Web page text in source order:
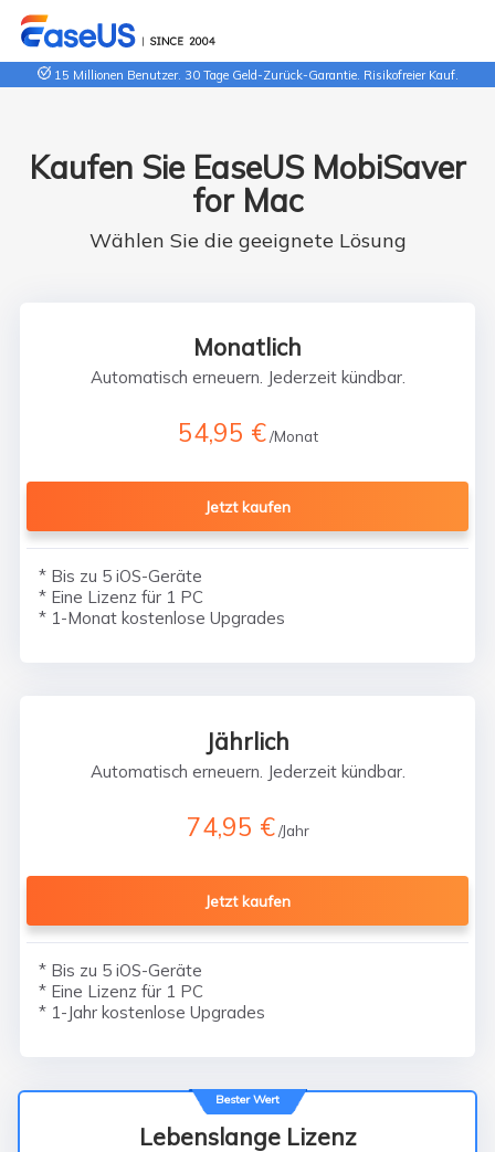
15 Millionen Benutzer. 30 Tage Geld-Zurück-Garantie. Risikofreier Kauf.
Kaufen Sie EaseUS MobiSaver
for Mac
Wählen Sie die geeignete Lösung
Monatlich
Automatisch erneuern. Jederzeit kündbar.
54,95 € /Monat
Jetzt kaufen
* Bis zu 5 iOS-Geräte
* Eine Lizenz für 1 PC
* 1-Monat kostenlose Upgrades
Jährlich
Automatisch erneuern. Jederzeit kündbar.
74,95 € /Jahr
Jetzt kaufen
* Bis zu 5 iOS-Geräte
* Eine Lizenz für 1 PC
* 1-Jahr kostenlose Upgrades
Bester Wert
Lebenslange Lizenz